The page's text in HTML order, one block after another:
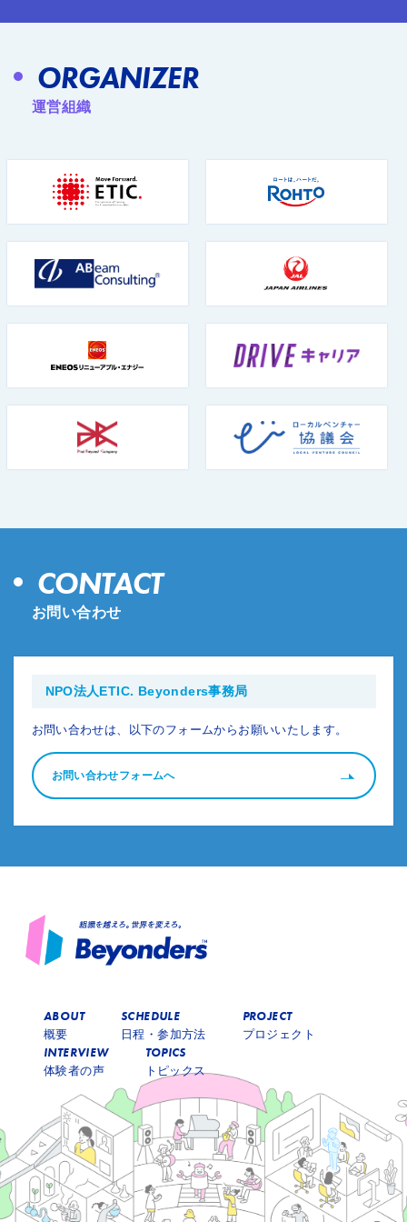
ORGANIZER
運営組織
CONTACT
お問い合わせ
NPO法人ETIC. Beyonders事務局
お問い合わせは、以下のフォームからお願いいたします。
お問い合わせフォームへ
ABOUT
概要
SCHEDULE
日程・参加方法
PROJECT
プロジェクト
INTERVIEW
体験者の声
TOPICS
トピックス